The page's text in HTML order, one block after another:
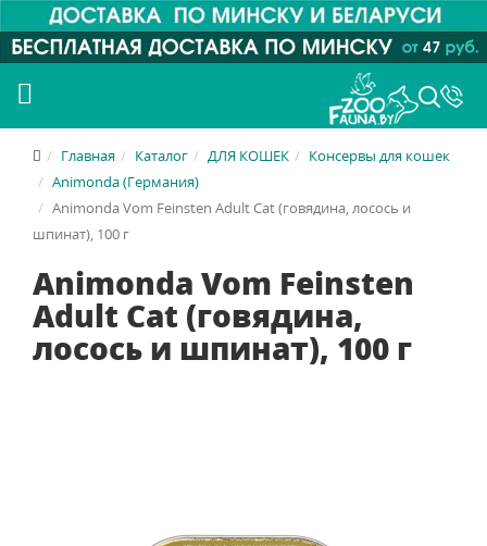
Главная Каталог ДЛЯ КОШЕК
Консервы для кошек
Animonda (Германия)
Animonda Vom Feinsten Adult Cat (говядина, лосось и
шпинат), 100 г
Animonda Vom Feinsten
Adult Cat (говядина,
лосось и шпинат), 100 г